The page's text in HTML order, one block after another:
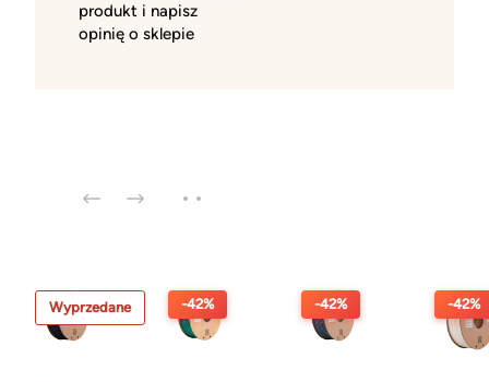
produkt i napisz
opinię o sklepie
Wyprzedane -42% -42% -42%